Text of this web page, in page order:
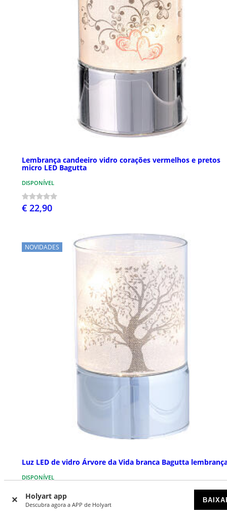
Holyart app
Descubra agora a APP de Holyart
Lembrança candeeiro vidro corações vermelhos e pretos
micro LED Bagutta
DISPONÍVEL
€ 22,90
NOVIDADES
Luz LED de vidro Árvore da Vida branca Bagutta
DISPONÍVEL
€ 22,90